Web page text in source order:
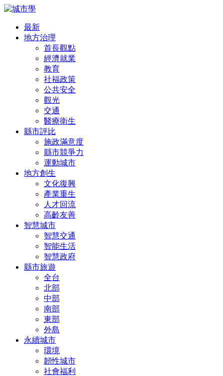
最新
地方治理
首長觀點
經濟就業
教育
社福政策
公共安全
觀光
交通
醫療衛生
縣市評比
施政滿意度
縣市競爭力
運動城市
地方創生
文化復興
產業重生
人才回流
高齡友善
智慧城市
智慧交通
智能生活
智慧政府
縣市旅遊
全台
北部
中部
南部
東部
外島
永續城市
環境
韌性城市
社會福利